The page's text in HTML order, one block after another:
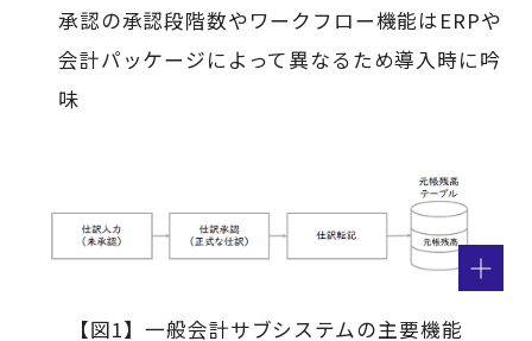
承認の承認段階数やワークフロー機能はERPや
会計パッケージによって異なるため導入時に吟
味
【図1】一般会計サブシステムの主要機能